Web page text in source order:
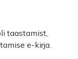
taastamist,
e-kirja.